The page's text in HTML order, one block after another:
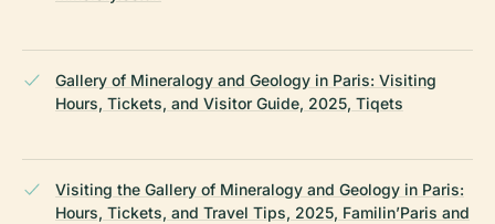
Gallery of Mineralogy and Geology in Paris: Visiting
Hours, Tickets, and Visitor Guide, 2025, Tiqets
Visiting the Gallery of Mineralogy and Geology in Paris:
Hours, Tickets, and Travel Tips, 2025, Familin’Paris and